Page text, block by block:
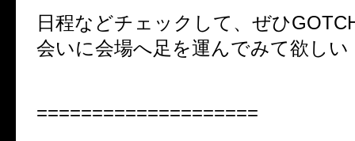
日程などチェックして、ぜひ
会いに会場へ足を運んでみて欲しい
====================